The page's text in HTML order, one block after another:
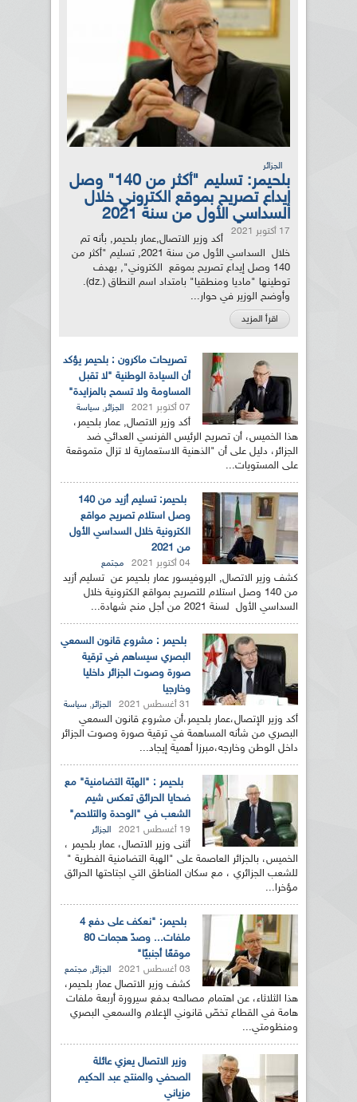
الجزائر
بلحيمر: تسليم "أكثر من 140" وصل
إيداع تصريح بموقع الكتروني خلال
السداسي الأول من سنة 2021
17 أكتوبر 2021
أكد وزير الاتصال,عمار بلحيمر, بأنه تم
خلال السداسي الأول من سنة 2021, تسليم "أكثر من
140 وصل إيداع تصريح بموقع الكتروني", بهدف
توطينها "ماديا ومنطقيا" بامتداد اسم النطاق (.dz).
وأوضح الوزير في حوار...
اقرأ المزيد
تصريحات ماكرون : بلحيمر يؤكد
أن السيادة الوطنية "لا تقبل
المساومة ولا تسمح بالمزايدة"
07 أكتوبر 2021 الجزائر, سياسة
أكد وزير الاتصال, عمار بلحيمر،
هذا الخميس، أن تصريح الرئيس الفرنسي العدائي ضد
الجزائر، دليل على أن "الذهنية الاستعمارية لا تزال متموقعة
على المستويات...
بلحيمر: تسليم أزيد من 140
وصل استلام تصريح مواقع
الكترونية خلال السداسي الأول
من 2021
04 أكتوبر 2021 مجتمع
كشف وزير الاتصال, البروفيسور عمار بلحيمر عن تسليم أزيد
من 140 وصل استلام للتصريح بمواقع الكترونية خلال
السداسي الأول لسنة 2021 من أجل منح شهادة...
بلحيمر : مشروع قانون السمعي
البصري سيساهم في ترقية
صورة وصوت الجزائر داخليا
وخارجيا
31 أغسطس 2021 الجزائر, سياسة
أكد وزير الإتصال،عمار بلحيمر،أن مشروع قانون السمعي
البصري من شأنه المساهمة في ترقية صورة وصوت الجزائر
داخل الوطن وخارجه،مبرزا أهمية إيجاد...
بلحيمر : "الهبّة التضامنية" مع
ضحايا الحرائق تعكس شيم
الشعب في "الوحدة والتلاحم"
19 أغسطس 2021 الجزائر
أثنى وزير الاتصال، عمار بلحيمر ،
الخميس، بالجزائر العاصمة على "الهبة التضامنية الفطرية "
للشعب الجزائري ، مع سكان المناطق التي اجتاحتها الحرائق
مؤخرا...
بلحيمر: "نعكف على دفع 4
ملفات... وصدّ هجمات 80
موقعًا أجنبيًا"
03 أغسطس 2021 الجزائر, مجتمع
كشف وزير الاتصال عمار بلحيمر،
هذا الثلاثاء، عن اهتمام مصالحه بدفع سيرورة أربعة ملفات
هامة في القطاع تخصّ قانوني الإعلام والسمعي البصري
ومنظومتي...
وزير الاتصال يعزي عائلة
الصحفي والمنتج عبد الحكيم
مزياني